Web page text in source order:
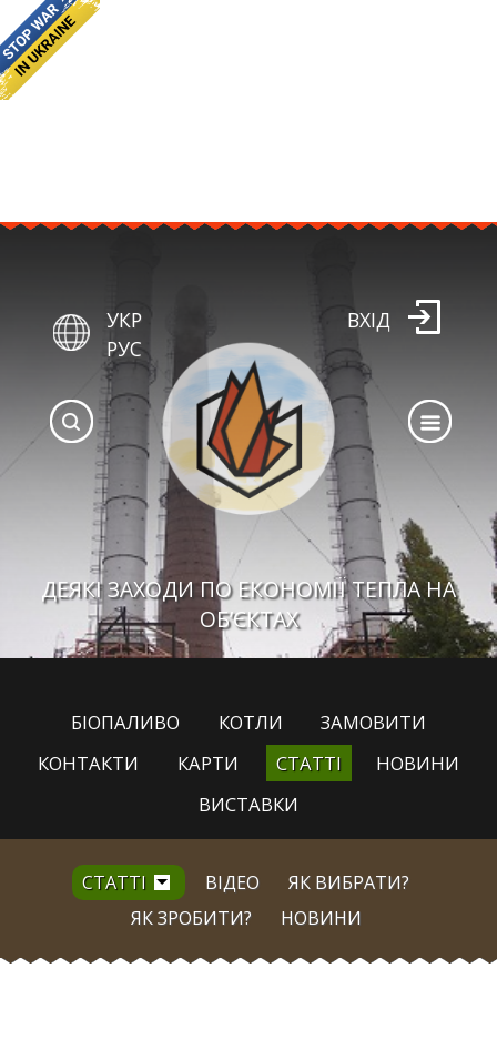
ДЕЯКІ ЗАХОДИ ПО ЕКОНОМІЇ ТЕПЛА НА
ОБ’ЄКТАХ
УКР
РУС
ВХІД
БІОПАЛИВО КОТЛИ
ЗАМОВИТИ
КОНТАКТИ
КАРТИ СТАТТІ
НОВИНИ
ВИСТАВКИ
СТАТТІ ВІДЕО
ЯК ВИБРАТИ?
ЯК ЗРОБИТИ?
НОВИНИ